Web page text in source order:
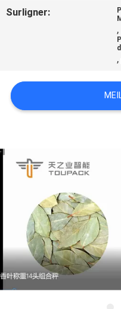
NOUVELLES
DEMANDEZ
UN DEVIS
SITEMAP
POLITIQUE
Surligner:
,
,